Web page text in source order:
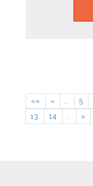
«« « … 5
13
14 … »